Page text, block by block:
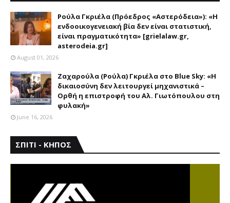
Ρούλα Γκριέλα (Πρόεδρος «Αστερόδεια»): «Η
ενδοοικογενειακή βία δεν είναι στατιστική,
είναι πραγματικότητα» [grielalaw.gr,
asterodeia.gr]
August 01, 2026
Ζαχαρούλα (Ρούλα) Γκριέλα στο Blue Sky: «Η
δικαιοσύνη δεν λειτουργεί μηχανιστικά –
Ορθή η επιστροφή του Αλ. Γιωτόπουλου στη
φυλακή»
June 16, 2026
ΣΠΙΤΙ - ΚΗΠΟΣ